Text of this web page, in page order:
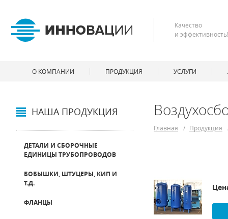
НАША ПРОДУКЦИЯ
ДЕТАЛИ И СБОРОЧНЫЕ
ЕДИНИЦЫ ТРУБОПРОВОДОВ
БОБЫШКИ, ШТУЦЕРЫ, КИП И
Т.Д.
ФЛАНЦЫ
Главная / Продукция
Качество
и эффективность!
О КОМПАНИИ ПРОДУКЦИЯ УСЛУГИ